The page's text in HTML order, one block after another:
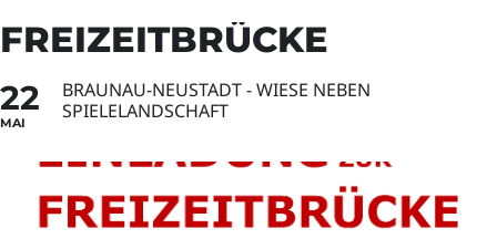
FREIZEITBRÜCKE
22
MAI
BRAUNAU-NEUSTADT - WIESE NEBEN
SPIELELANDSCHAFT